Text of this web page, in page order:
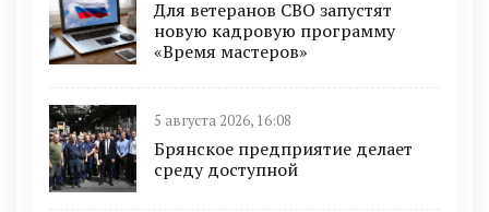
Для ветеранов СВО запустят
новую кадровую программу
«Время мастеров»
5 августа 2026, 16:08
Брянское предприятие делает
среду доступной